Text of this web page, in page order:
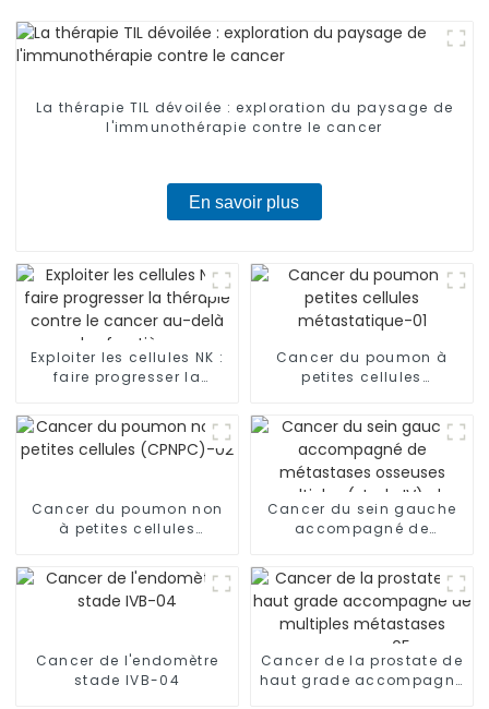
La thérapie TIL dévoilée : exploration du paysage de
l'immunothérapie contre le cancer
En savoir plus
Exploiter les cellules NK :
faire progresser la
au-delà des frontières
Cancer du poumon à
petites cellules
Cancer du poumon non
à petites cellules
Cancer du sein gauche
accompagné de
multiples (stade IV), de
métastases
ganglionnaires et de
lymphangite
carcinomateuse dans
les deux poumons-03
Cancer de l'endomètre
stade IVB-04
Cancer de la prostate de
haut grade accompagné